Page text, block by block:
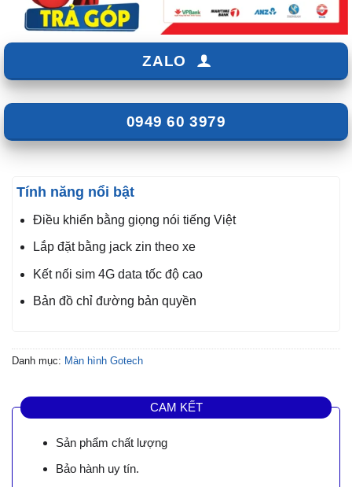
ZALO
0949 60 3979
Tính năng nổi bật
Điều khiển bằng giọng nói tiếng Việt
Lắp đặt bằng jack zin theo xe
Kết nối sim 4G data tốc độ cao
Bản đồ chỉ đường bản quyền
Danh mục: Màn hình Gotech
CAM KẾT
Sản phẩm chất lượng
Bảo hành uy tín.